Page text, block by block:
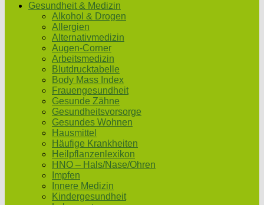
Gesundheit & Medizin
Alkohol & Drogen
Allergien
Alternativmedizin
Augen-Corner
Arbeitsmedizin
Blutdrucktabelle
Body Mass Index
Frauengesundheit
Gesunde Zähne
Gesundheitsvorsorge
Gesundes Wohnen
Hausmittel
Häufige Krankheiten
Heilpflanzenlexikon
HNO – Hals/Nase/Ohren
Impfen
Innere Medizin
Kindergesundheit